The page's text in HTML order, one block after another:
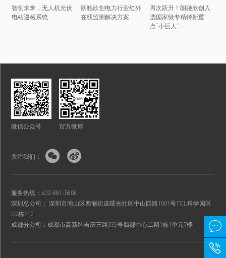
智创未来，无人机光伏
电站巡检系统
朗驰欣创电力行业红外
在线监测解决方案
再次跃升！朗驰欣创入
选国家级专精特新重
点“小巨人”...
微信公众号 官方微博
关注我们：  
服务热线：400-881-5808
深圳总公司： 深圳市南山区西丽街道曙光社区中山园路1001号TCL科学园区
G2栋502
成都分公司：成都市高新区吉庆三路333号蜀都中心二期1栋1单元7楼

